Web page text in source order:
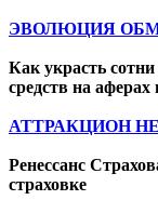
ЭВОЛЮЦИЯ
Как украсть
средств на
АТТРАКЦИОН
Ренессанс
страховке